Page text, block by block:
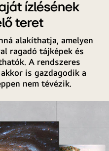
ízlésének
teret
alakíthatja, amelyen
ragadó tájképek és
A rendszeres
is gazdagodik a
nem tévézik.